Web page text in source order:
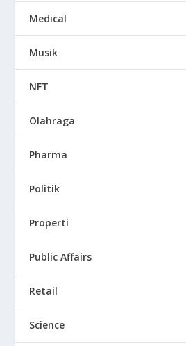
Medical
Musik
NFT
Olahraga
Pharma
Politik
Properti
Public Affairs
Retail
Science